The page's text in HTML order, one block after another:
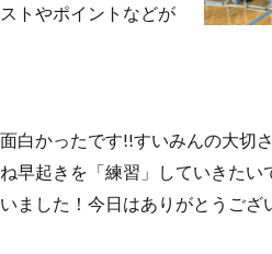
トやポイントなどが
白かったです!!すいみんの大切
早起きを「練習」していきたい
ました！今日はありがとうござ